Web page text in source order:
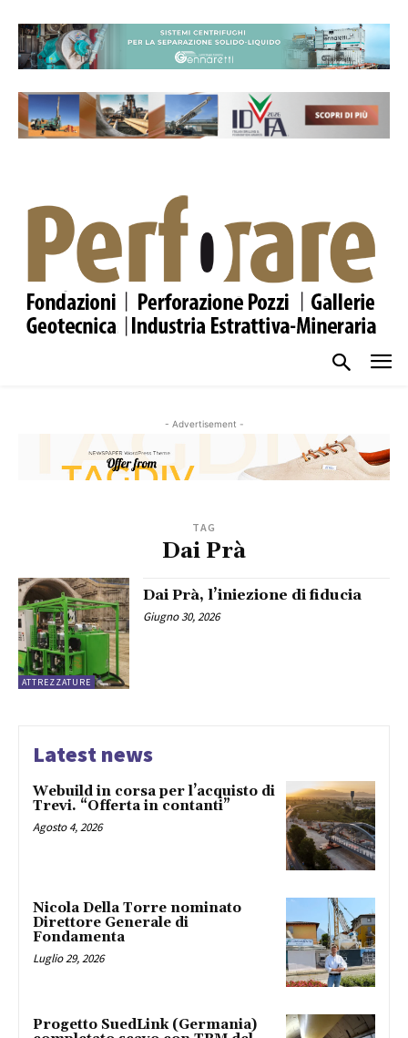
- Advertisement -
TAG
Dai Prà
ATTREZZATURE
Dai Prà, l’iniezione di fiducia
Giugno 30, 2026
Latest news
Webuild in corsa per l’acquisto di
Trevi. “Offerta in contanti”
Agosto 4, 2026
Nicola Della Torre nominato
Direttore Generale di
Fondamenta
Luglio 29, 2026
Progetto SuedLink (Germania)